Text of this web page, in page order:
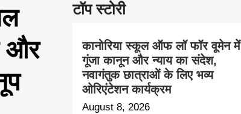
टॉप स्टोरी
कानोरिया स्कूल ऑफ लॉ फॉर वूमेन में
गूंजा कानून और न्याय का संदेश,
नवागंतुक छात्राओं के लिए भव्य
ओरिएंटेशन कार्यक्रम
August 8, 2026
और